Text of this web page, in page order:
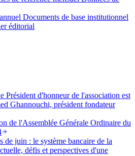
annuel Documents de base institutionnel
éditorial
Président d'honneur de l'association est
Ghannouchi, président fondateur
de l'Assemblée Générale Ordinaire du
de juin : le système bancaire de la
défis et perspectives d'une